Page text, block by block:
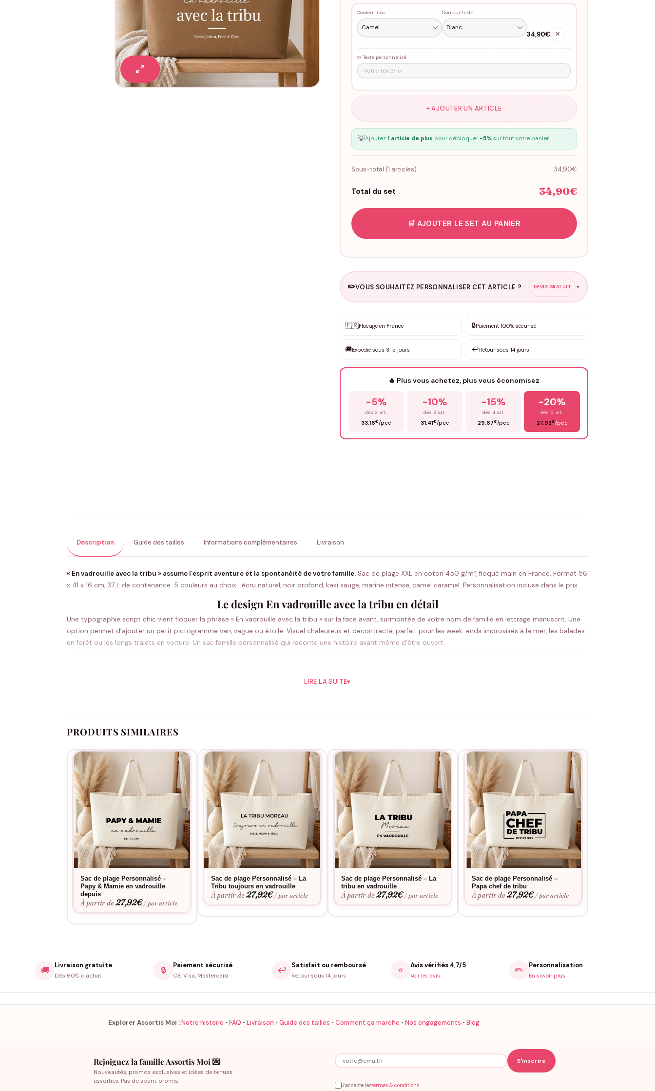
Couleur sac Couleur texte
34,90€ ✕
✏️ Texte personnalisé
+ AJOUTER UN ARTICLE
💡Ajoutez 1 article de plus pour débloquer -5%sur tout votre panier !
Sous-total (1 articles) 34,90€
Total du set 34,90€
🛒 AJOUTER LE SET AU PANIER
✏️VOUS SOUHAITEZ PERSONNALISER CET ARTICLE ? DEVIS GRATUIT ▼
✨ Personnalisation sur mesure
DEVIS GRATUIT · Personnalisation de 3 à 10€ selon la demande
Que souhaitez-vous ?
🇫🇷Flocage en France 🔒Paiement 100% sécurisé
🚚Expédié sous 3-5 jours ↩️Retour sous 14 jours
🔥 Plus vous achetez, plus vous économisez
-5%
dès 2 art.
33,16€/pce
-10%
dès 3 art.
31,41€/pce
-15%
dès 4 art.
29,67€/pce
-20%
dès 5 art.
27,92€/pce
Description Guide des tailles Informations complémentaires Livraison
« En vadrouille avec la tribu » assume l’esprit aventure et la spontanéité de votre famille. Sac de plage XXL en coton 450 g/m², floqué main en France. Format 56
x 41 x 16 cm, 37 L de contenance. 5 couleurs au choix : écru naturel, noir profond, kaki sauge, marine intense, camel caramel. Personnalisation incluse dans le prix.
Le design En vadrouille avec la tribu en détail
Une typographie script chic vient floquer la phrase « En vadrouille avec la tribu » sur la face avant, surmontée de votre nom de famille en lettrage manuscrit. Une
option permet d’ajouter un petit pictogramme van, vague ou étoile. Visuel chaleureux et décontracté, parfait pour les week-ends improvisés à la mer, les balades
en forêt ou les longs trajets en voiture. Un sac famille personnalisé qui raconte une histoire avant même d’être ouvert.
Idée fête des Pères pour le papa qui prépare toujours les bagages.
Cadeau de baby shower pour annoncer l’arrivée d’un nouveau membre de la tribu.
Souvenir d’un grand voyage en famille (Italie, Bretagne, road-trip Espagne).
Cadeau pour des amis qui partent vivre ensemble en colocation familiale.
Pourquoi ce sac de plage chez Assortis Moi
Coton 450 g/m² :dense, deux fois plus épais que sac de plage pub standard 220 g/m².
Flocage main France :chaque sac de plage est floqué un par un dans notre atelier français.
Format XXL 37 L :assez grand pour les vraies grosses journées.
5 coloris exclusifs :écru, noir, kaki, marine, camel.
Assortis Moi, marque française depuis 2018, plus de 10 000 clients servis, 4,7/5 sur 96 avis vérifiés. On floque main en France les accessoires assortis qui font la
différence pour les moments famille.
Foire aux questions En vadrouille avec la tribu
Quel coloris choisir ?
LIRE LA SUITE▾
PRODUITS SIMILAIRES
Sac de plage Personnalisé –
Papy & Mamie en vadrouille
depuis
À partir de27,92€ / par article
Sac de plage Personnalisé – La
Tribu toujours en vadrouille
À partir de27,92€ / par article
Sac de plage Personnalisé – La
tribu en vadrouille
À partir de27,92€ / par article
Sac de plage Personnalisé –
Papa chef de tribu
À partir de27,92€ / par article
🚚 Livraison gratuite
Dès 60€ d'achat
🔒 Paiement sécurisé
CB, Visa, Mastercard
↩️ Satisfait ou remboursé
Retour sous 14 jours
⭐ Avis vérifiés 4,7/5
Voir les avis ✏️ Personnalisation
En savoir plus
Explorer Assortis Moi :Notre histoire • FAQ • Livraison • Guide des tailles • Comment ça marche • Nos engagements • Blog
Rejoignez la famille Assortis Moi 💌
Nouveautés, promos exclusives et idées de tenues
assorties. Pas de spam, promis.
J'accepte lestermes & conditions